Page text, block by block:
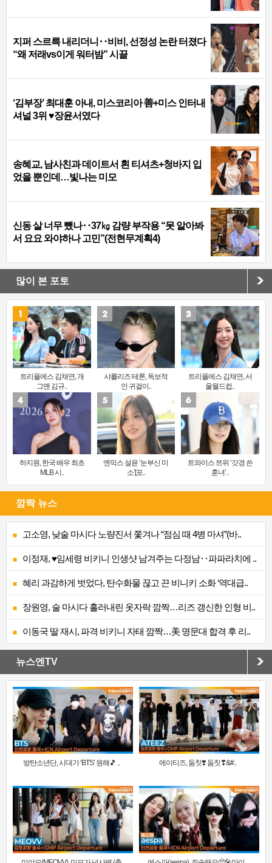
지퍼 스르륵 내리더니‥비비, 선정성 논란 터졌다
“왜 저래vs이게 워터밤” 시끌
‘김부장’ 최대훈 아내, 미스코리아 善+미스 인터내
셔널 3위 ♥장윤서였다
송혜교, 남사친과 데이트서 흰 티셔츠+청바지 입
었을 뿐인데…빛나는 미모
신동 살 너무 뺐나‥37㎏ 감량 부작용 “못 알아봐
서 요요 와야하나 고민”(전현무계획4)
많이 본 포토
트리플에스 김채연, 개
그맨 김규..
샤를리즈 테론, 독보적
인 귀걸이..
트리플에스 김채연, 서
울월드컵..
하지원, 한국 배우 최초
MLB 시..
엔믹스 설윤 ‘눈부신 미
소’[포..
트와이스 쯔위 ‘갓경 쓴
훈녀’..
깜짝 뉴스
고소영, 낮술 마시다 노량진서 쫓겨나 “점심 때 4병 마셔”(바..
이정재, ♥임세령 비키니 인생샷 남겨주는 다정남‥파파라치에 ..
혜리 과감하게 벗었다, 탄수화물 끊고 끈 비니키 소화 ‘역대급..
장원영, 술 마시다 흘러내린 옷자락 깜짝…리즈 갱신한 인형 비..
이동국 딸 재시, 파격 비키니 자태 깜짝…美 명문대 합격 후 리..
뉴스엔TV
방탄소년단, 시대가 ‘BTS’ 원해🎵 .. 에이티즈, 둠칫❣️ 둠칫❣&#..